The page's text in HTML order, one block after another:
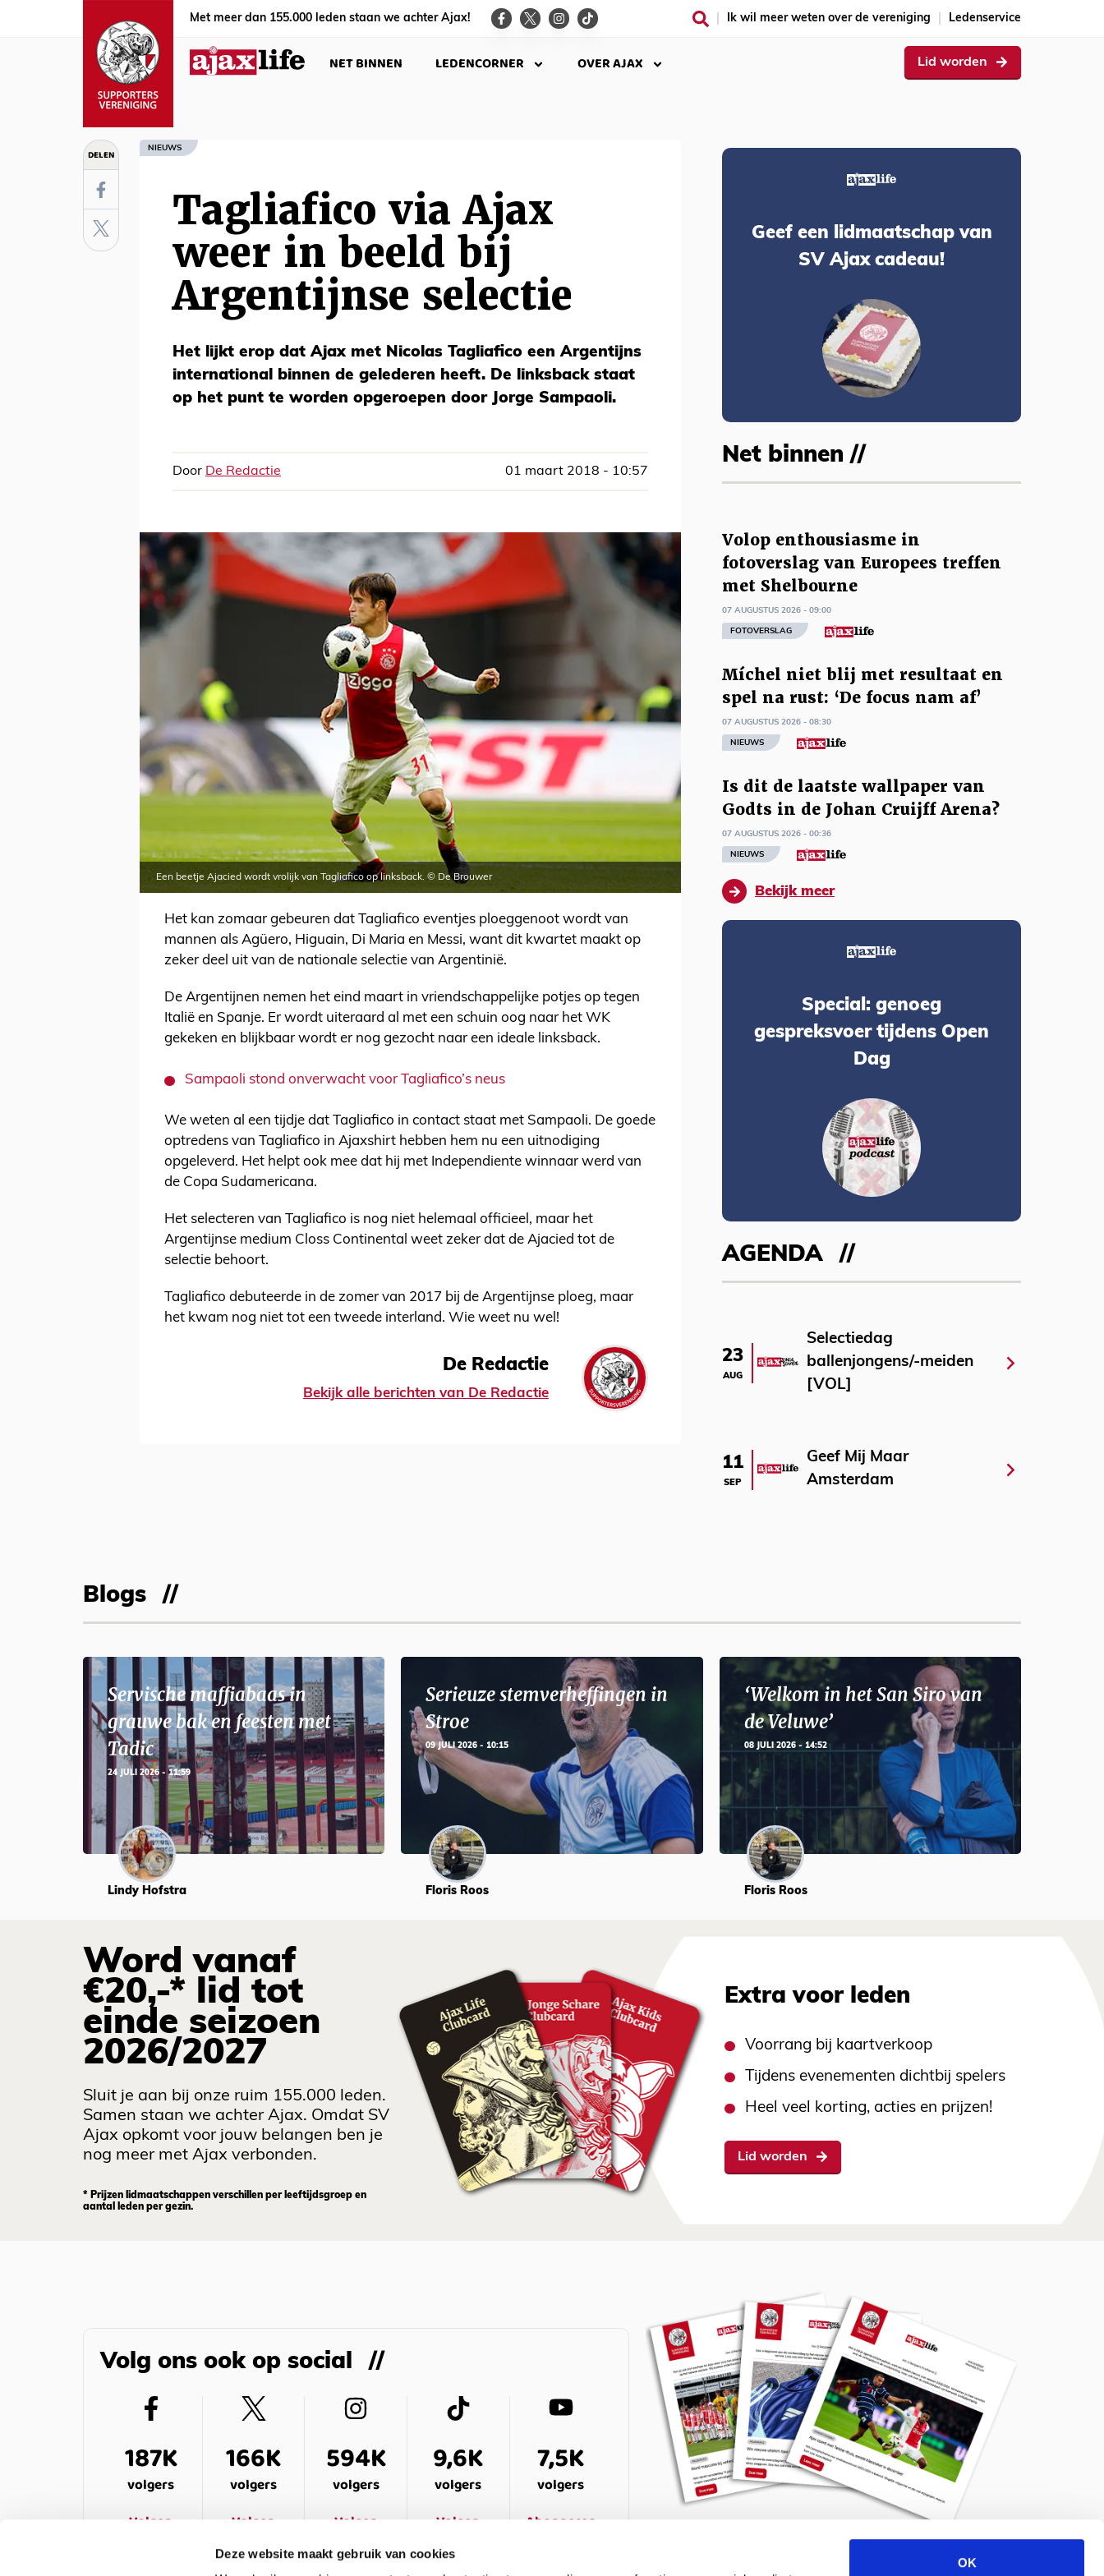
Deze website maakt gebruik van cookies
OK
Met meer dan 155.000 leden staan we achter Ajax! Ik wil meer weten over de vereniging Ledenservice
NET BINNEN LEDENCORNER OVER AJAX Lid worden
DELEN NIEUWS
Tagliafico via Ajax
weer in beeld bij
Argentijnse selectie
Het lijkt erop dat Ajax met Nicolas Tagliafico een Argentijns
international binnen de gelederen heeft. De linksback staat
op het punt te worden opgeroepen door Jorge Sampaoli.
Door De Redactie 01 maart 2018 - 10:57
Een beetje Ajacied wordt vrolijk van Tagliafico op linksback. © De Brouwer
Het kan zomaar gebeuren dat Tagliafico eventjes ploeggenoot wordt van
mannen als Agüero, Higuain, Di Maria en Messi, want dit kwartet maakt op
zeker deel uit van de nationale selectie van Argentinië.
De Argentijnen nemen het eind maart in vriendschappelijke potjes op tegen
Italië en Spanje. Er wordt uiteraard al met een schuin oog naar het WK
gekeken en blijkbaar wordt er nog gezocht naar een ideale linksback.
Sampaoli stond onverwacht voor Tagliafico’s neus
We weten al een tijdje dat Tagliafico in contact staat met Sampaoli. De goede
optredens van Tagliafico in Ajaxshirt hebben hem nu een uitnodiging
opgeleverd. Het helpt ook mee dat hij met Independiente winnaar werd van
de Copa Sudamericana.
Het selecteren van Tagliafico is nog niet helemaal officieel, maar het
Argentijnse medium Closs Continental weet zeker dat de Ajacied tot de
selectie behoort.
Tagliafico debuteerde in de zomer van 2017 bij de Argentijnse ploeg, maar
het kwam nog niet tot een tweede interland. Wie weet nu wel!
De Redactie
Bekijk alle berichten van De Redactie
Geef een lidmaatschap van
SV Ajax cadeau!
Net binnen //
Volop enthousiasme in
fotoverslag van Europees treffen
met Shelbourne
07 AUGUSTUS 2026 - 09:00
FOTOVERSLAG
Míchel niet blij met resultaat en
spel na rust: ‘De focus nam af’
07 AUGUSTUS 2026 - 08:30
NIEUWS
Is dit de laatste wallpaper van
Godts in de Johan Cruijff Arena?
07 AUGUSTUS 2026 - 00:36
NIEUWS
Bekijk meer
Special: genoeg
gespreksvoer tijdens Open
Dag
AGENDA
23
AUG
Selectiedag
ballenjongens/-meiden
[VOL]
11
SEP
Geef Mij Maar
Amsterdam
Blogs
Servische maffiabaas in
grauwe bak en feesten met
Tadic
24 JULI 2026 - 11:59
Lindy Hofstra
Serieuze stemverheffingen in
Stroe
09 JULI 2026 - 10:15
Floris Roos
‘Welkom in het San Siro van
de Veluwe’
08 JULI 2026 - 14:52
Floris Roos
Word vanaf
€20,-* lid tot
einde seizoen
2026/2027
Sluit je aan bij onze ruim 155.000 leden.
Samen staan we achter Ajax. Omdat SV
Ajax opkomt voor jouw belangen ben je
nog meer met Ajax verbonden.
* Prijzen lidmaatschappen verschillen per leeftijdsgroep en
aantal leden per gezin.
Extra voor leden
Voorrang bij kaartverkoop
Tijdens evenementen dichtbij spelers
Heel veel korting, acties en prijzen!
Lid worden
Volg ons ook op social
187K
volgers
Volgen
166K
volgers
Volgen
594K
volgers
Volgen
9,6K
volgers
Volgen
7,5K
volgers
Abonneren
Meld je aan voor de nieuwsbrief